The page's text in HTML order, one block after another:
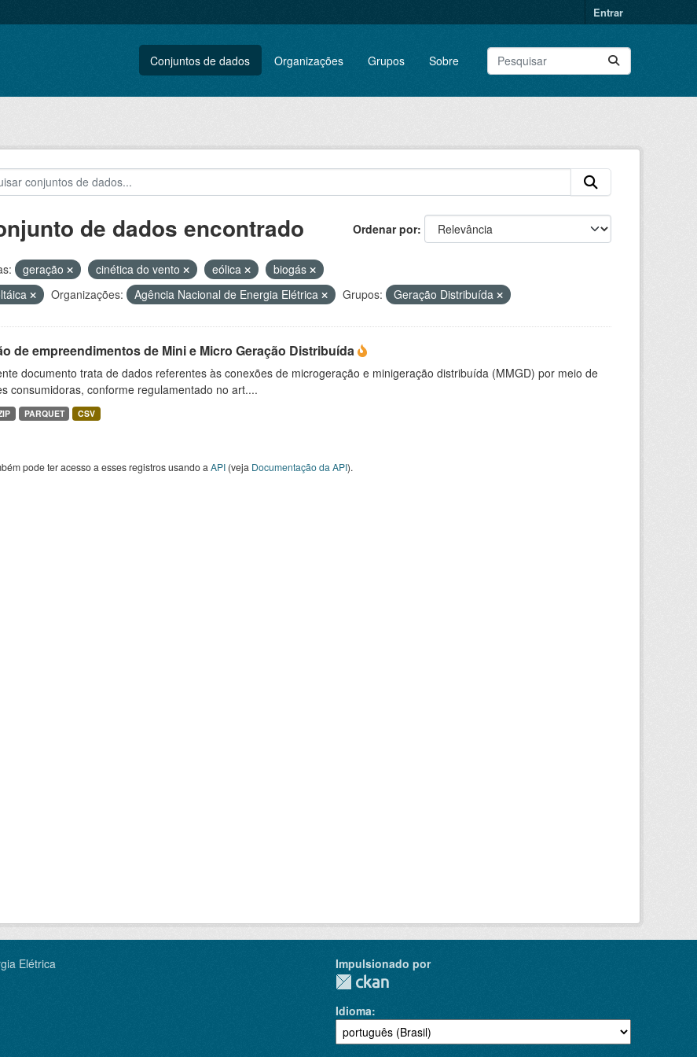
Entrar
Conjuntos de dados Organizações Grupos Sobre
Ordenar por
de dados encontrado
geração cinética do vento eólica
biogás
Organizações: Agência Nacional de Energia Elétrica Grupos: Geração Distribuída
de empreendimentos de Mini e Micro Geração Distribuída
documento trata de dados referentes às conexões de microgeração e minigeração distribuída (MMGD) por meio de
consumidoras, conforme regulamentado no art....
PARQUET CSV
pode ter acesso a esses registros usando a API(veja Documentação da API).
Elétrica
Impulsionado por
Idioma